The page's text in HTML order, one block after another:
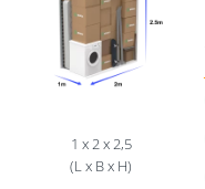
1 x 2 x 2,5
(L x B x H)